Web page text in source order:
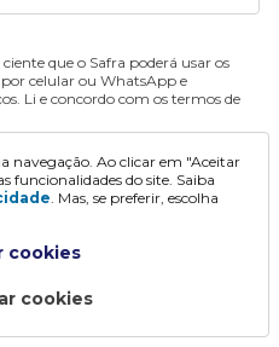
que o Safra poderá usar os
celular ou WhatsApp e
Li e concordo com os termos de
navegação. Ao clicar em "Aceitar
funcionalidades do site. Saiba
. Mas, se preferir, escolha
cookies
cookies